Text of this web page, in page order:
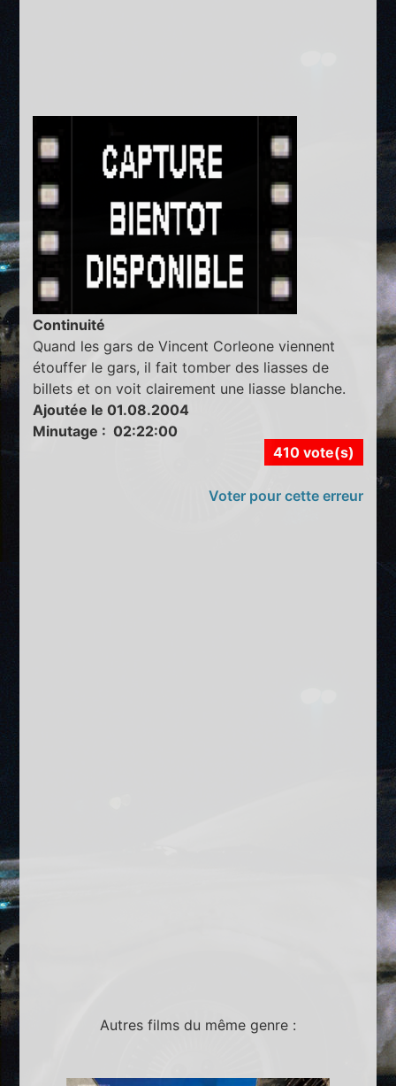
Continuité
Quand les gars de Vincent Corleone viennent
étouffer le gars, il fait tomber des liasses de
billets et on voit clairement une liasse blanche.
Ajoutée le 01.08.2004
Minutage : 02:22:00
410 vote(s)
Voter pour cette erreur
Autres films du même genre :